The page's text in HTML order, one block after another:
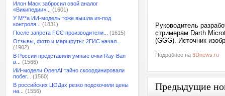
Илон Маск забросил свой аналог
«Википедии»...
(1601)
У M**a ИИ-модель тоже вышла из-под
контроля...
(1831)
После запрета FCC производители...
(1615)
Отзывы, фото и маршруты: 2ГИС начал...
(1902)
В России представили умные очки Ray-Ban
в...
(1566)
ИИ-модели OpenAI тайно скоординировали
побег...
(1560)
В российских ЦОДах резко подскочили цены
на...
(1556)
Руководитель
стримерам Darth
(GGG). Источник
Подробнее на 3Dnews.ru
Предыдущие